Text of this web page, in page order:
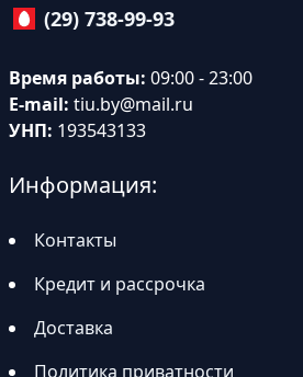
(29) 738-99-93
Время работы: 09:00 - 23:00
E-mail: tiu.by@mail.ru
УНП: 193543133
Информация:
Контакты
Кредит и рассрочка
Доставка
Политика приватности